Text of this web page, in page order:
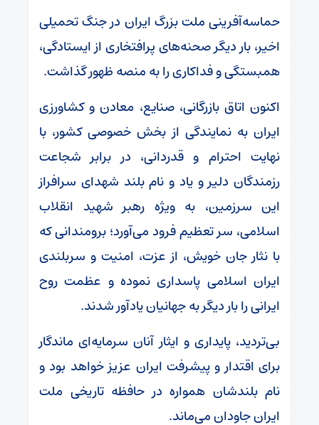
حماسه‌آفرینی ملت بزرگ ایران در جنگ تحمیلی
اخیر، بار دیگر صحنه‌های پرافتخاری از ایستادگی،
همبستگی و فداکاری را به منصه ظهور گذاشت.
اکنون اتاق بازرگانی، صنایع، معادن و کشاورزی
ایران به نمایندگی از بخش خصوصی کشور، با
نهایت احترام و قدردانی، در برابر شجاعت
رزمندگان دلیر و یاد و نام بلند شهدای سرافراز
این سرزمین، به ویژه رهبر شهید انقلاب
اسلامی، سر تعظیم فرود می‌آورد؛ برومندانی که
با نثار جان خویش، از عزت، امنیت و سربلندی
ایران اسلامی پاسداری نموده و عظمت روح
ایرانی را بار دیگر به جهانیان یادآور شدند.
بی‌تردید، پایداری و ایثار آنان سرمایه‌ای ماندگار
برای اقتدار و پیشرفت ایران عزیز خواهد بود و
نام بلندشان همواره در حافظه تاریخی ملت
ایران جاودان می‌ماند.